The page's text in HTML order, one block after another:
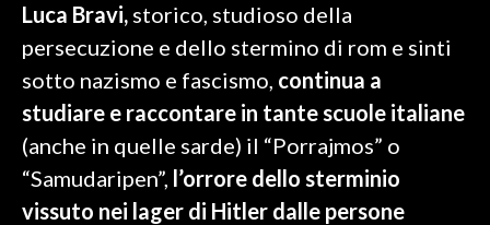
CALCIO REGIONALE
BASKET
VOLLEY
MOTORI
TENNIS
ALTRI SPORT
Luca Bravi, storico, studioso della
persecuzione e dello stermino di rom e sinti
sotto nazismo e fascismo, continua a
studiare e raccontare in tante scuole italiane
(anche in quelle sarde) il “Porrajmos” o
“Samudaripen”, l’orrore dello sterminio
vissuto nei lager di Hitler dalle persone